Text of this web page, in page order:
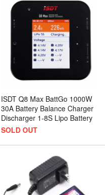
ISDT Q8 Max BattGo 1000W
30A Battery Balance Charger
Discharger 1-8S Lipo Battery
SOLD OUT